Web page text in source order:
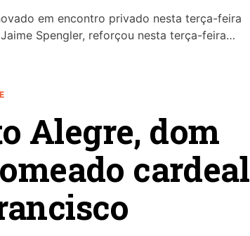
em encontro privado nesta terça-feira
Spengler, reforçou nesta terça-feira…
Alegre, dom
cardeal